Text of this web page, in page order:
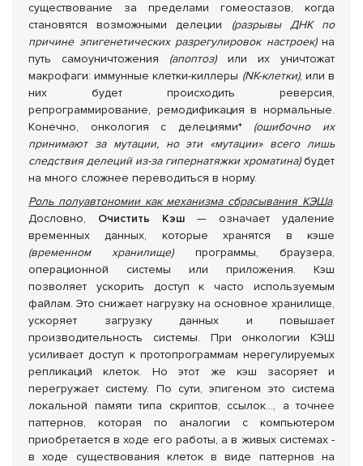
существование за пределами гомеостазов, когда
становятся возможными делеции (разрывы ДНК по
причине эпигенетических разрегулировок настроек)на
путь самоуничтожения (апоптоз)или их уничтожат
макрофаги: иммунные клетки-киллеры (NK-клетки), или в
них будет происходить реверсия,
репрограммирование, ремодификация в нормальные.
Конечно, онкология с делециями* (ошибочно их
принимают за мутации, но эти «мутации» всего лишь
следствия делеций из-за гипернатяжки хроматина)будет
на много сложнее переводиться в норму.
Роль полуавтономии как механизма сбрасывания КЭШа.
Дословно, Очистить Кэш — означает удаление
временных данных, которые хранятся в кэше
(временном хранилище) программы, браузера,
операционной системы или приложения. Кэш
позволяет ускорить доступ к часто используемым
файлам. Это снижает нагрузку на основное хранилище,
ускоряет загрузку данных и повышает
производительность системы. При онкологии КЭШ
усиливает доступ к протопрограммам нерегулируемых
репликаций клеток. Но этот же кэш засоряет и
перегружает систему. По сути, эпигеном это система
локальной памяти типа скриптов, ссылок…, а точнее
паттернов, которая по аналогии с компьютером
приобретается в ходе его работы, а в живых системах -
в ходе существования клеток в виде паттернов на